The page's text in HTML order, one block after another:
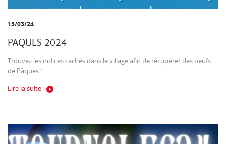
15/03/24
PAQUES 2024
Trouvez les indices cachés dans le village afin de récupérer des oeufs
de Pâques !
Lire la suite